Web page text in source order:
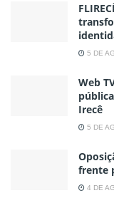
5 DE
Web
Irecê
5 DE
frente
4 DE